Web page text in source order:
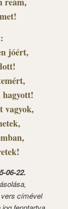
jóért,
hagyott!
vagyok,
06-22.
címével